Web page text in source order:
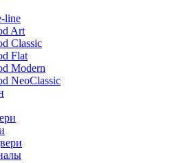
line
Art
Classic
Flat
Modern
NeoClassic